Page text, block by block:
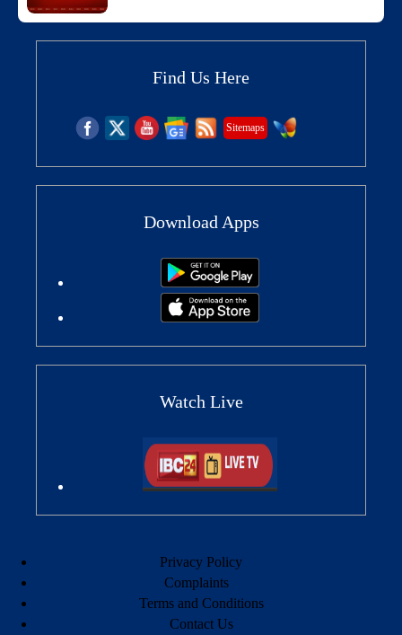
Find Us Here
Sitemaps
Download Apps
Watch Live
Privacy Policy
Complaints
Terms and Conditions
Contact Us